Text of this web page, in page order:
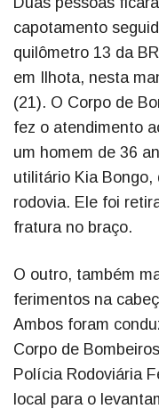
capotamento
quilômetro 13 da
em Ilhota, nesta
(21). O Corpo de
fez o atendimento
um homem de 36
utilitário Kia
rodovia. Ele foi
fratura no braço.
O outro, também
ferimentos na
Ambos foram
Corpo de
Polícia Rodoviária
local para o